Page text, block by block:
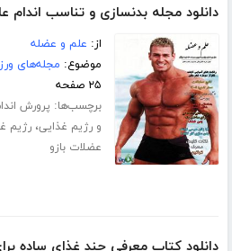
دانلود مجله بدنسازی و تناسب اندام
از: علم و عضله
موضوع: مجله‌های
۲۵ صفحه
برچسب‌ها: پرورش
و رژیم غذایی،رژیم
عضلات بازو